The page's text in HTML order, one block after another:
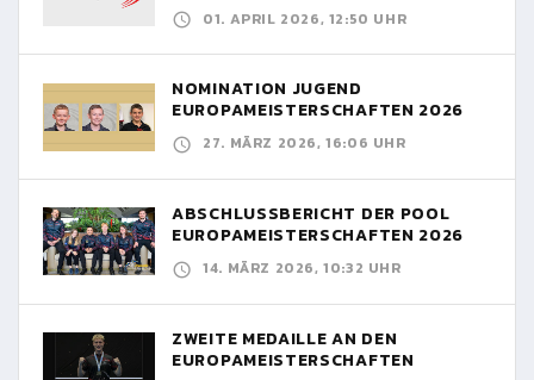
01. APRIL 2026, 12:50 UHR
NOMINATION JUGEND
EUROPAMEISTERSCHAFTEN 2026
27. MÄRZ 2026, 16:06 UHR
ABSCHLUSSBERICHT DER POOL
EUROPAMEISTERSCHAFTEN 2026
14. MÄRZ 2026, 10:32 UHR
ZWEITE MEDAILLE AN DEN
EUROPAMEISTERSCHAFTEN